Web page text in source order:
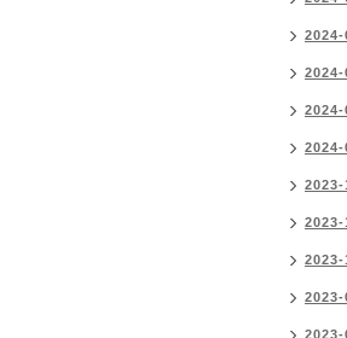
2024-
2024-
2024-
2024-
2023-
2023-
2023-
2023-
2023-